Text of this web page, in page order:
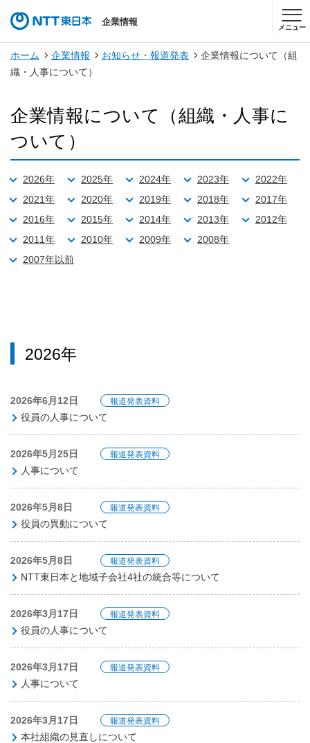
企業情報
メニュー
ホーム 企業情報 お知らせ・報道発表
企業情報について（組
織・人事について）
企業情報について（組織・人事に
ついて）
2026年 2025年 2024年 2023年
2022年
2021年
2020年 2019年 2018年
2017年
2016年
2015年 2014年 2013年
2012年
2011年
2010年 2009年
2008年
2007年以前
2026年
2026年6月12日 報道発表資料
役員の人事について
2026年5月25日 報道発表資料
人事について
2026年5月8日 報道発表資料
役員の異動について
2026年5月8日 報道発表資料
NTT東日本と地域子会社4社の統合等について
2026年3月17日 報道発表資料
役員の人事について
2026年3月17日 報道発表資料
人事について
2026年3月17日 報道発表資料
本社組織の見直しについて